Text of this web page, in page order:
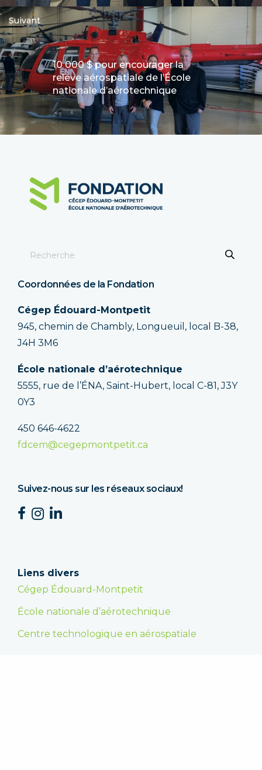
Suivant
10 000 $ pour encourager la
relève aérospatiale de l’École
nationale d’aérotechnique
Coordonnées de la Fondation
Cégep Édouard-Montpetit
945, chemin de Chambly, Longueuil, local B-38,
J4H 3M6
École nationale d’aérotechnique
5555, rue de l’ÉNA, Saint-Hubert, local C-81, J3Y
0Y3
450 646-4622
fdcem@cegepmontpetit.ca
Suivez-nous sur les réseaux sociaux!
Liens divers
Cégep Édouard-Montpetit
École nationale d’aérotechnique
Centre technologique en aérospatiale